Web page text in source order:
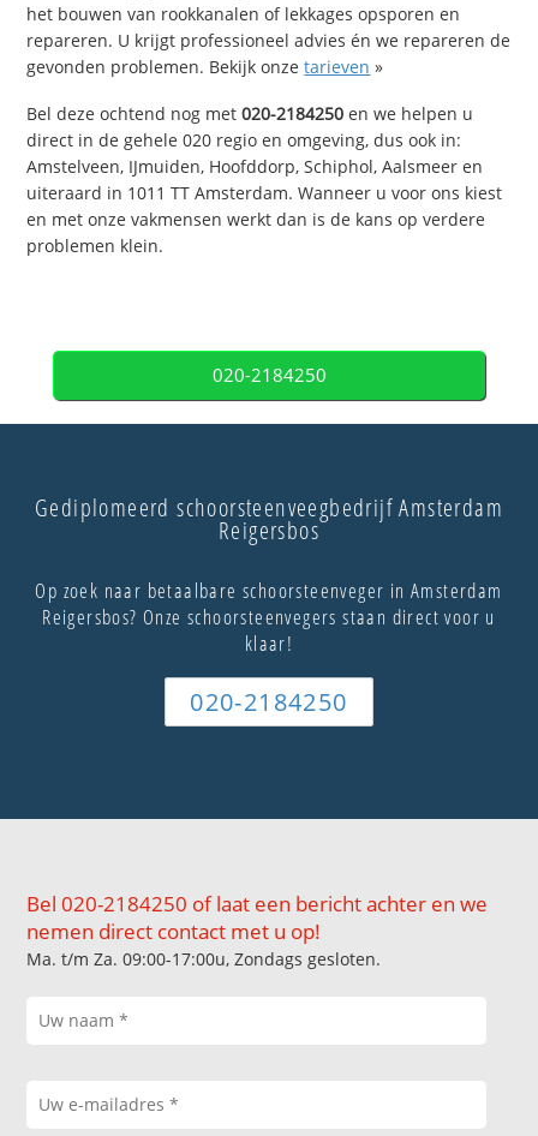
het bouwen van rookkanalen of lekkages opsporen en
repareren. U krijgt professioneel advies én we repareren de
gevonden problemen. Bekijk onzetarieven »
Bel deze ochtend nog met020-2184250 en we helpen u
direct in de gehele 020 regio en omgeving, dus ook in:
Amstelveen, IJmuiden, Hoofddorp, Schiphol, Aalsmeer en
uiteraard in 1011 TT Amsterdam. Wanneer u voor ons kiest
en met onze vakmensen werkt dan is de kans op verdere
problemen klein.
020-2184250
Gediplomeerd schoorsteenveegbedrijf Amsterdam
Reigersbos
Op zoek naar betaalbare schoorsteenveger in Amsterdam
Reigersbos? Onze schoorsteenvegers staan direct voor u
klaar!
020-2184250
Bel 020-2184250 of laat een bericht achter en we
nemen direct contact met u op!
Ma. t/m Za. 09:00-17:00u, Zondags gesloten.